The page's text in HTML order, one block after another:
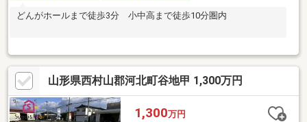
どんがホールまで徒歩3分 小中高まで徒歩10分圏内
山形県西村山郡河北町谷地甲 1,300万円
1,300万円